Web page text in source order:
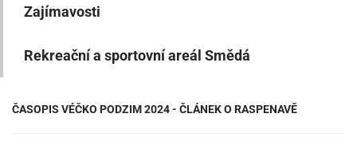
Zajímavosti
Rekreační a sportovní areál Smědá
ČASOPIS VÉČKO PODZIM 2024 - ČLÁNEK O RASPENAVĚ